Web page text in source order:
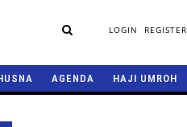
LOGIN REGISTER
AGENDA HAJI UMROH